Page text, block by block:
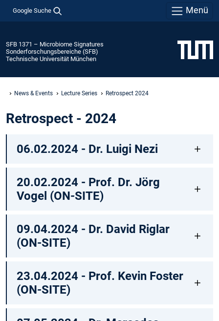
Google Suche Menü
SFB 1371 – Microbiome Signatures
Sonderforschungsbereiche (SFB)
Technische Universität München
News & Events Lecture Series Retrospect 2024
Retrospect - 2024
06.02.2024 - Dr. Luigi Nezi
20.02.2024 - Prof. Dr. Jörg
Vogel (ON-SITE)
09.04.2024 - Dr. David Riglar
(ON-SITE)
23.04.2024 - Prof. Kevin Foster
(ON-SITE)